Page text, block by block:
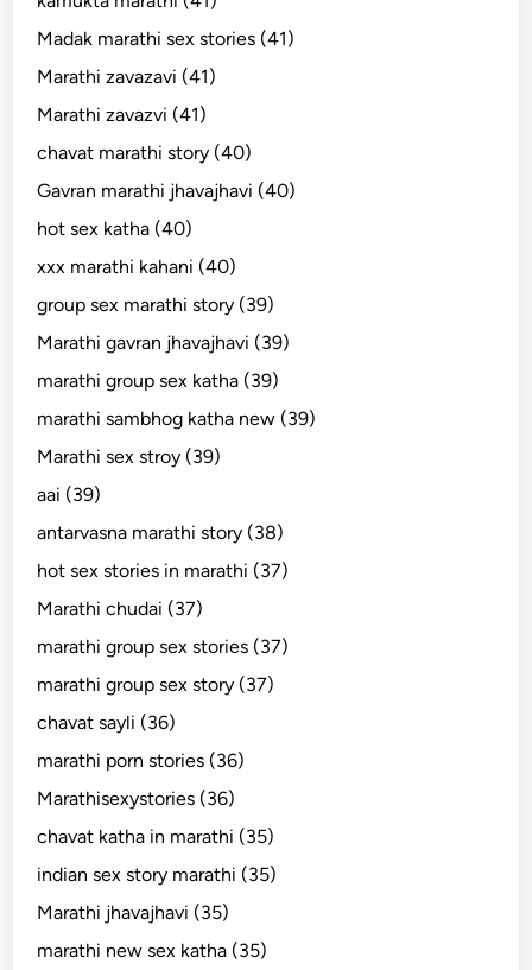
Madak marathi sex stories (41)
Marathi zavazavi (41)
Marathi zavazvi (41)
chavat marathi story (40)
Gavran marathi jhavajhavi (40)
hot sex katha (40)
xxx marathi kahani (40)
group sex marathi story (39)
Marathi gavran jhavajhavi (39)
marathi group sex katha (39)
marathi sambhog katha new (39)
Marathi sex stroy (39)
aai (39)
antarvasna marathi story (38)
hot sex stories in marathi (37)
Marathi chudai (37)
marathi group sex stories (37)
marathi group sex story (37)
chavat sayli (36)
marathi porn stories (36)
Marathisexystories (36)
chavat katha in marathi (35)
indian sex story marathi (35)
Marathi jhavajhavi (35)
marathi new sex katha (35)